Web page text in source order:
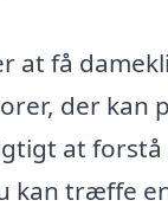
at få
der kan
at forstå
kan træffe